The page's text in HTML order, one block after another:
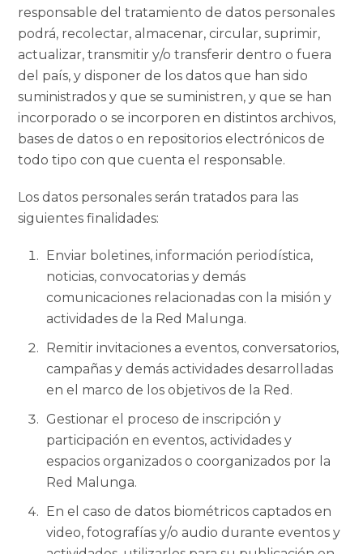
responsable del tratamiento de datos personales
podrá, recolectar, almacenar, circular, suprimir,
actualizar, transmitir y/o transferir dentro o fuera
del país, y disponer de los datos que han sido
suministrados y que se suministren, y que se han
incorporado o se incorporen en distintos archivos,
bases de datos o en repositorios electrónicos de
todo tipo con que cuenta el responsable.
Los datos personales serán tratados para las
siguientes finalidades:
Enviar boletines, información periodística,
noticias, convocatorias y demás
comunicaciones relacionadas con la misión y
actividades de la Red Malunga.
Remitir invitaciones a eventos, conversatorios,
campañas y demás actividades desarrolladas
en el marco de los objetivos de la Red.
Gestionar el proceso de inscripción y
participación en eventos, actividades y
espacios organizados o coorganizados por la
Red Malunga.
En el caso de datos biométricos captados en
video, fotografías y/o audio durante eventos y